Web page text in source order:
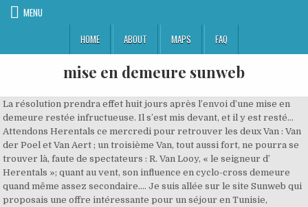
MENU
HOME
ABOUT MAPS FAQ
mise en demeure sunweb
La résolution prendra effet huit jours après l’envoi d’une mise en
demeure restée infructueuse. Il s’est mis devant, et il y est resté…
Attendons Herentals ce mercredi pour retrouver les deux Van : Van
der Poel et Van Aert ; un troisième Van, tout aussi fort, ne pourra se
trouver là, faute de spectateurs : R. Van Looy, « le seigneur d’
Herentals »; quant au vent, son influence en cyclo-cross demeure
quand même assez secondaire…. Je suis allée sur le site Sunweb qui
proposais une offre intéressante pour un séjour en Tunisie,